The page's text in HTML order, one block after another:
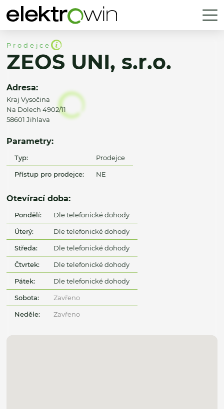
Prodejce
ZEOS UNI, s.r.o.
Adresa:
Kraj Vysočina
Na Dolech 4902/11
58601 Jihlava
Parametry:
Typ: Prodejce
Přístup pro prodejce: NE
Otevírací doba:
Pondělí: Dle telefonické dohody
Úterý: Dle telefonické dohody
Středa: Dle telefonické dohody
Čtvrtek: Dle telefonické dohody
Pátek: Dle telefonické dohody
Sobota: Zavřeno
Neděle: Zavřeno